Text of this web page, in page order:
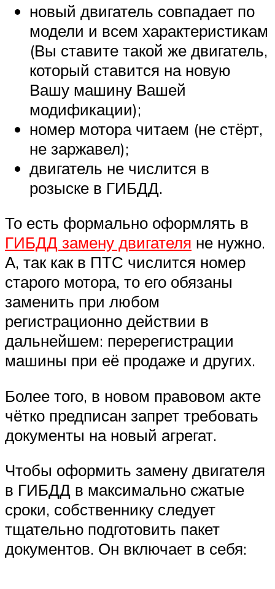
новый двигатель совпадает по
модели и всем характеристикам
(Вы ставите такой же двигатель,
который ставится на новую
Вашу машину Вашей
модификации);
номер мотора читаем (не стёрт,
не заржавел);
двигатель не числится в
розыске в ГИБДД.
То есть формально оформлять в
ГИБДД замену двигателя не нужно.
А, так как в ПТС числится номер
старого мотора, то его обязаны
заменить при любом
регистрационно действии в
дальнейшем: перерегистрации
машины при её продаже и других.
Более того, в новом правовом акте
чётко предписан запрет требовать
документы на новый агрегат.
Чтобы оформить замену двигателя
в ГИБДД в максимально сжатые
сроки, собственнику следует
тщательно подготовить пакет
документов. Он включает в себя: